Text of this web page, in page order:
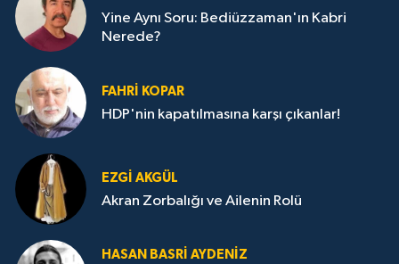
Yine Aynı Soru: Bediüzzaman'ın Kabri
Nerede?
FAHRI KOPAR
HDP'nin kapatılmasına karşı çıkanlar!
EZGI AKGÜL
Akran Zorbalığı ve Ailenin Rolü
HASAN BASRI AYDENIZ